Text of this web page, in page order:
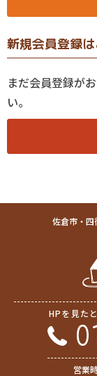
新規会員登録
まだ会員登録が
い。
佐倉市・四
HPを見た
営業